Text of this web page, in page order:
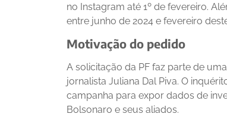
no Instagram até 1º de fevereiro.
entre junho de 2024 e fevereiro
Motivação do pedido
A solicitação da PF faz parte de
jornalista Juliana Dal Piva. O
campanha para expor dados de
Bolsonaro e seus aliados.